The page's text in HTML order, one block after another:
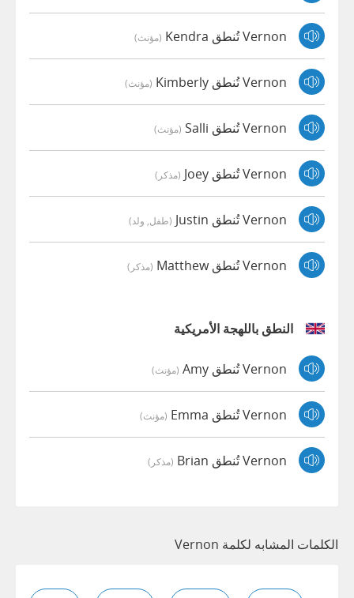
Vernon تُنطق Kendra (مؤنث)
Vernon تُنطق Kimberly (مؤنث)
Vernon تُنطق Salli (مؤنث)
Vernon تُنطق Joey (مذكر)
Vernon تُنطق Justin (طفل, ولد)
Vernon تُنطق Matthew (مذكر)
النطق باللهجة الأمريكية
Vernon تُنطق Amy (مؤنث)
Vernon تُنطق Emma (مؤنث)
Vernon تُنطق Brian (مذكر)
الكلمات المشابه لكلمة Vernon